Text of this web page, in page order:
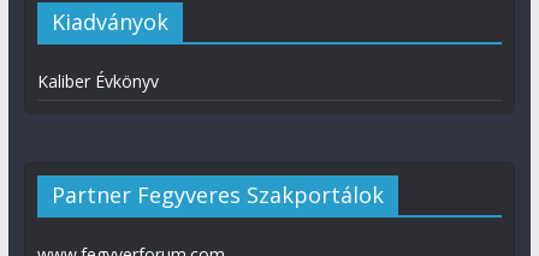
Kiadványok
Kaliber Évkönyv
Partner Fegyveres Szakportálok